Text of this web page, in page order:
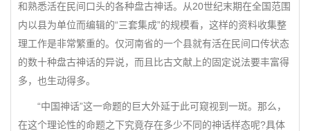
和熟悉活在民间口头的各种盘古神话。从20世纪末期在全国范围
内以县为单位而编辑的“三套集成”的规模看，这样的资料收集整
理工作是非常繁重的。仅河南省的一个县就有活在民间口传状态
的数十种盘古神话的异说，而且比古文献上的固定说法要丰富得
多，也生动得多。
“中国神话”这一命题的巨大外延于此可窥视到一斑。那么，
在这个理论性的命题之下究竟存在多少不同的神话样态呢?具体